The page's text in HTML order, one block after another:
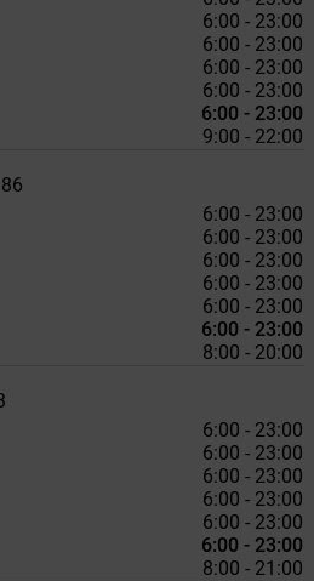
6:00 - 23:00
6:00 - 23:00
6:00 - 23:00
6:00 - 23:00
6:00 - 23:00
9:00 - 22:00
6:00 - 23:00
6:00 - 23:00
6:00 - 23:00
6:00 - 23:00
6:00 - 23:00
6:00 - 23:00
8:00 - 20:00
6:00 - 23:00
6:00 - 23:00
6:00 - 23:00
6:00 - 23:00
6:00 - 23:00
6:00 - 23:00
8:00 - 21:00